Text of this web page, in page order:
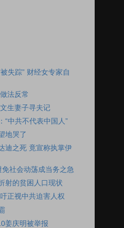
失踪” 财经女专家自
法反常
生妻子寻夫记
“中共不代表中国人”
地哭了
迪之死 竟宣称执掌伊
社会动荡成当务之急
射的贫困人口现状
正视中共迫害人权
姜庆明被举报